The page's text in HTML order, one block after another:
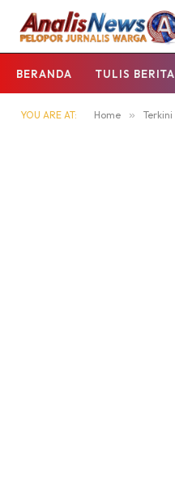
BERANDA TULIS BERITA
YOU ARE AT: Home » Terkini